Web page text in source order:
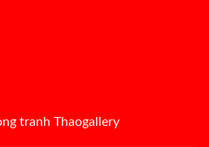
tranh Thaogallery